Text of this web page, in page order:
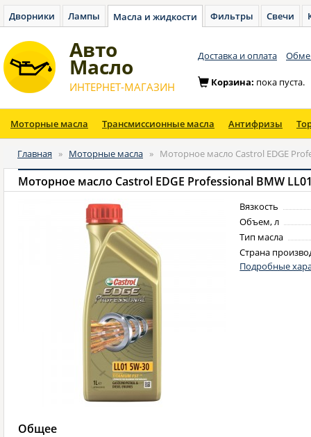
Дворники Лампы Масла и жидкости Фильтры Свечи
Авто
Масло
ИНТЕРНЕТ-МАГАЗИН
Доставка и оплата
Корзина: пока пуста.
Моторные масла Трансмиссионные масла Антифризы
Главная » Моторные масла » Моторное масло Castrol EDGE
Моторное масло Castrol EDGE Professional BMW
Вязкость
Объем, л
Тип масла
Страна
Подробные
Общее